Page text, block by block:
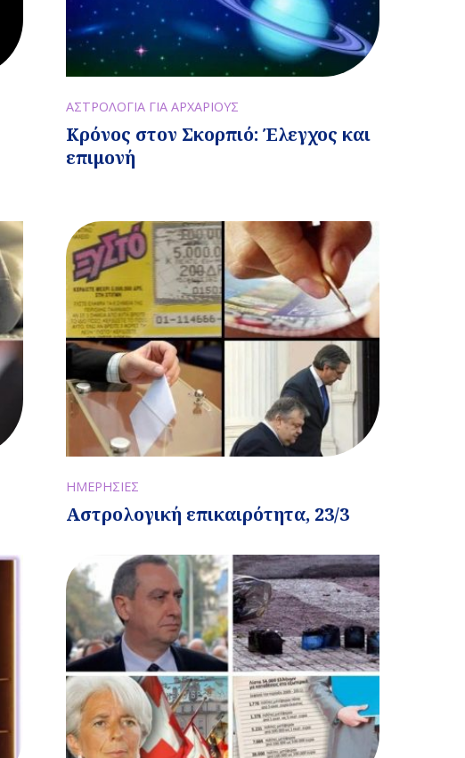
ΑΣΤΡΟΛΟΓΙΑ ΓΙΑ ΑΡΧΑΡΙΟΥΣ
Κρόνος στον Σκορπιό: Έλεγχος και
επιμονή
ΗΜΕΡΗΣΙΕΣ
Αστρολογική επικαιρότητα, 23/3